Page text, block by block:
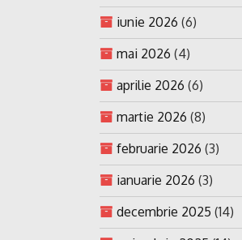
iunie 2026 (6)
mai 2026 (4)
aprilie 2026 (6)
martie 2026 (8)
februarie 2026 (3)
ianuarie 2026 (3)
decembrie 2025 (14)